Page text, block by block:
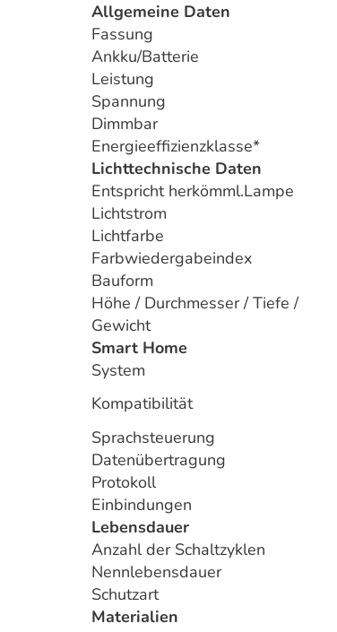
Allgemeine Daten
Fassung
Ankku/Batterie
Leistung
Spannung
Dimmbar
Energieeffizienzklasse*
Lichttechnische Daten
Entspricht herkömml.Lampe
Lichtstrom
Lichtfarbe
Farbwiedergabeindex
Bauform
Höhe / Durchmesser / Tiefe /
Gewicht
Smart Home
System
Kompatibilität
Sprachsteuerung
Datenübertragung
Protokoll
Einbindungen
Lebensdauer
Anzahl der Schaltzyklen
Nennlebensdauer
Schutzart
Materialien